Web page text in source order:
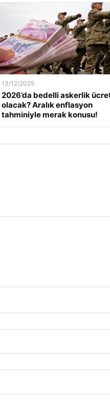
13/12/2025
2026’da bedelli askerlik
olacak? Aralık enflasyon
tahminiyle merak konusu!